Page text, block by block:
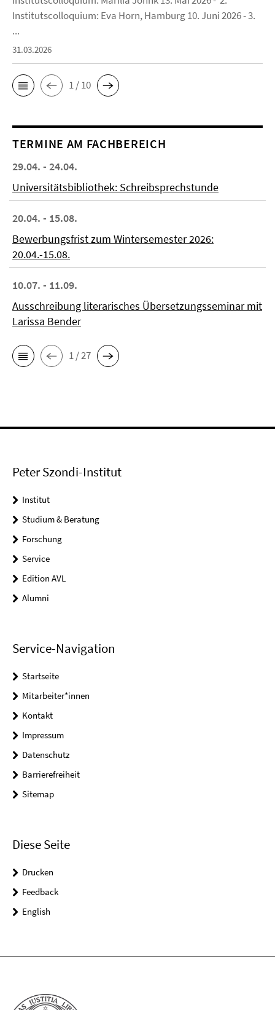
Institutscolloquium: Eva Horn, Hamburg 10. Juni 2026 - 3.
...
31.03.2026
1 / 10
TERMINE AM FACHBEREICH
29.04. - 24.04.
Universitätsbibliothek: Schreibsprechstunde
20.04. - 15.08.
Bewerbungsfrist zum Wintersemester 2026:
20.04.-15.08.
10.07. - 11.09.
Ausschreibung literarisches Übersetzungsseminar mit
Larissa Bender
1 / 27
Peter Szondi-Institut
Institut
Studium & Beratung
Forschung
Service
Edition AVL
Alumni
Service-Navigation
Startseite
Mitarbeiter*innen
Kontakt
Impressum
Datenschutz
Barrierefreiheit
Sitemap
Diese Seite
Drucken
Feedback
English